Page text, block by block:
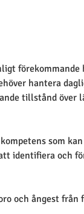
förekommande
hantera
tillstånd över
som
identifiera och
och ångest